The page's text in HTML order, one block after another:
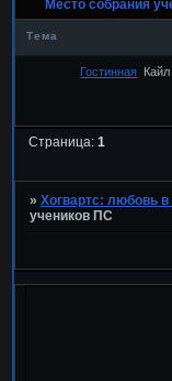
Место собрания
Тема
Гостинная
Страница: 1
» Хогвартс: любовь
учеников ПС